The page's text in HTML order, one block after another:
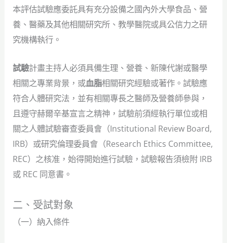
本評估試驗應委託具有充分設備之國內外大學食品、營
養、醫藥及其他相關研究所、教學醫院或具公信力之研
究機構執行。
試驗計畫主持人必須具備生理、營養、新陳代謝或醫學
相關之專業背景，或血脂相關研究經驗或著作。試驗應
符合人體研究法，並有相關專長之醫師及營養師參與，
且遵守赫爾辛基宣言之精神，試驗前須經執行單位或相
關之人體試驗審查委員會（Institutional Review Board,
IRB）或研究倫理委員會（Research Ethics Committee,
REC）之核准，始得開始進行試驗，試驗報告須檢附 IRB
或 REC 同意書。
二、受試對象
（一）納入條件